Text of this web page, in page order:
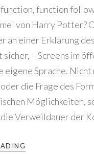
function
von Harry Potter?
an einer Erklärung
sicher, – Screens im
eigene Sprache. Nicht
die Frage des
Möglichkeiten,
Verweildauer der